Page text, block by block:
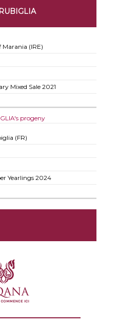
(IRE)
Mixed Sale 2021
progeny
(FR)
Yearlings 2024